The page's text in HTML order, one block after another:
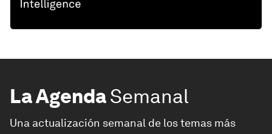
La AgendaSemanal
Una actualización semanal de los temas más